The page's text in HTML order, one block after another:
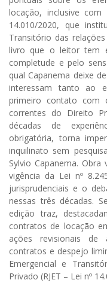
locação, inclusive
14.010/2020, que
Transitório das
livro que o leitor tem
completude e pelo
qual Capanema deixe
interessam tanto ao
primeiro contato com
correntes do Direito
décadas de
obrigatória, torna
inquilinato sem
Sylvio Capanema.
vigência da Lei nº
jurisprudenciais e o
nessas três décadas.
edição traz,
contratos de locação
ações revisionais de
contratos e despejo
Emergencial e
Privado (RJET – Lei nº